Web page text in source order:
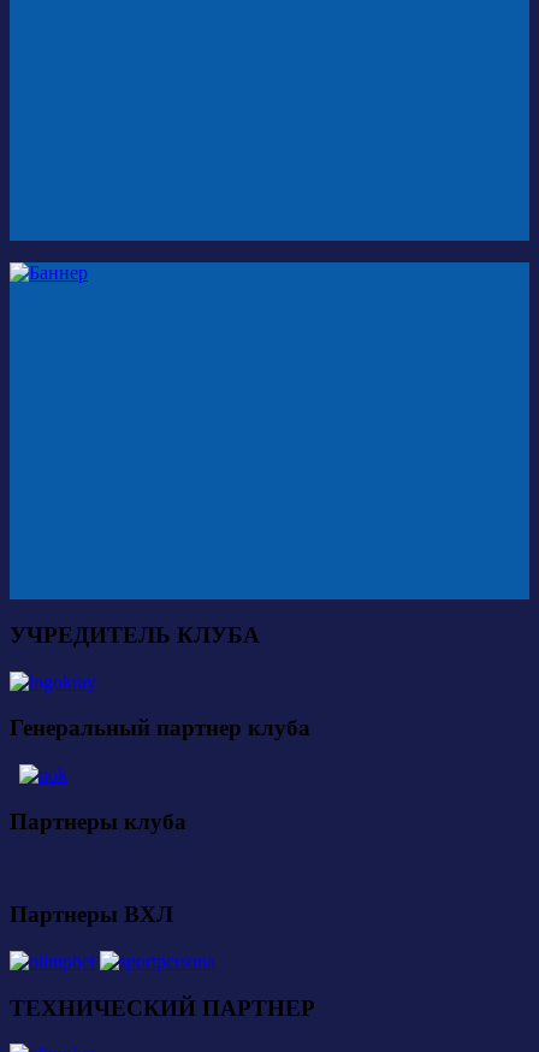
УЧРЕДИТЕЛЬ КЛУБА
Генеральный партнер клуба
Партнеры клуба
Партнеры ВХЛ
ТЕХНИЧЕСКИЙ ПАРТНЕР